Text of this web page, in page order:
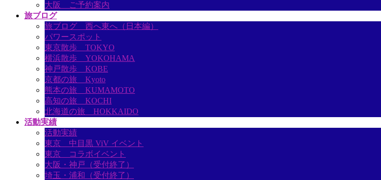
大阪 ご予約案内
旅ブログ
旅ブログ 西へ東へ（日本編）
パワースポット
東京散歩 TOKYO
横浜散歩 YOKOHAMA
神戸散歩 KOBE
京都の旅 Kyoto
熊本の旅 KUMAMOTO
高知の旅 KOCHI
北海道の旅 HOKKAIDO
活動実績
活動実績
東京 中目黒 ViV イベント
東京 コラボイベント
大阪・神戸（受付終了）
埼玉・浦和（受付終了）